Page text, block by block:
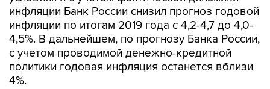
инфляции Банк России снизил прогноз годовой
инфляции по итогам 2019 года с 4,2-4,7 до 4,0-
4,5%. В дальнейшем, по прогнозу Банка России,
с учетом проводимой денежно-кредитной
политики годовая инфляция останется вблизи
4%.